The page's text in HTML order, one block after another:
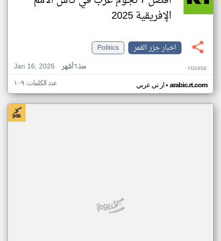
الإفريقية 2025
اخبار جزر القمر
Politics
Jan 16, 2026
منذ ٦ أشهر YD16SE
ار تي عربي• arabic.rt.com عدد الكلمات: ١٠٩